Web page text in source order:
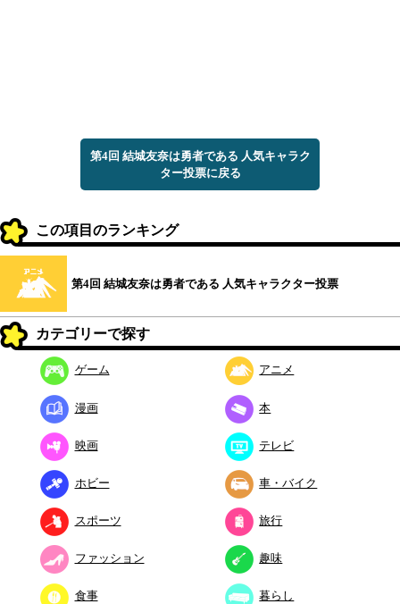
第4回 結城友奈は勇者である 人気キャラク
ター投票に戻る
この項目のランキング
第4回 結城友奈は勇者である 人気キャラクター投票
カテゴリーで探す
ゲーム アニメ
漫画 本
映画 テレビ
ホビー 車・バイク
スポーツ 旅行
ファッション 趣味
食事 暮らし